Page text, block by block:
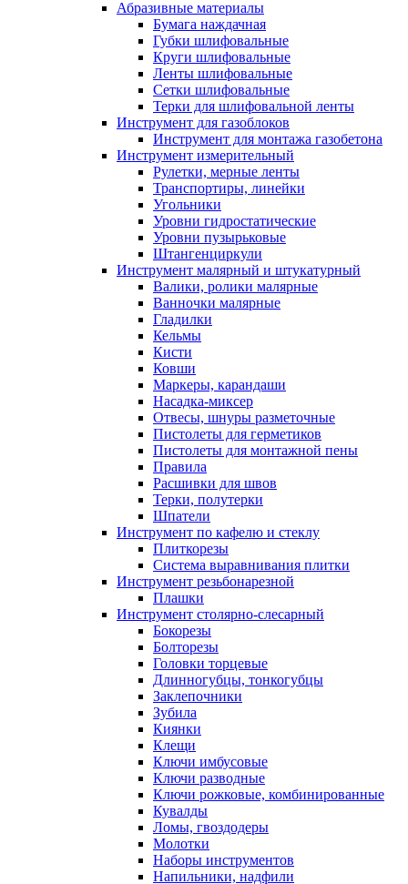
Абразивные материалы
Бумага наждачная
Губки шлифовальные
Круги шлифовальные
Ленты шлифовальные
Сетки шлифовальные
Терки для шлифовальной ленты
Инструмент для газоблоков
Инструмент для монтажа газобетона
Инструмент измерительный
Рулетки, мерные ленты
Транспортиры, линейки
Угольники
Уровни гидростатические
Уровни пузырьковые
Штангенциркули
Инструмент малярный и штукатурный
Валики, ролики малярные
Ванночки малярные
Гладилки
Кельмы
Кисти
Ковши
Маркеры, карандаши
Насадка-миксер
Отвесы, шнуры разметочные
Пистолеты для герметиков
Пистолеты для монтажной пены
Правила
Расшивки для швов
Терки, полутерки
Шпатели
Инструмент по кафелю и стеклу
Плиткорезы
Система выравнивания плитки
Инструмент резьбонарезной
Плашки
Инструмент столярно-слесарный
Бокорезы
Болторезы
Головки торцевые
Длинногубцы, тонкогубцы
Заклепочники
Зубила
Киянки
Клещи
Ключи имбусовые
Ключи разводные
Ключи рожковые, комбинированные
Кувалды
Ломы, гвоздодеры
Молотки
Наборы инструментов
Напильники, надфили